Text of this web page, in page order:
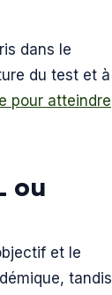
dans le
du test et à
pour atteindre
ou
et le
tandis